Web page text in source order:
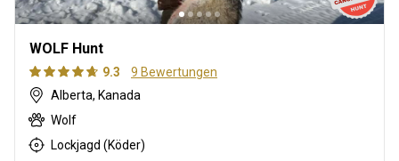
WOLF Hunt
9.3
9 Bewertungen
Alberta, Kanada
Wolf
Lockjagd (Köder)